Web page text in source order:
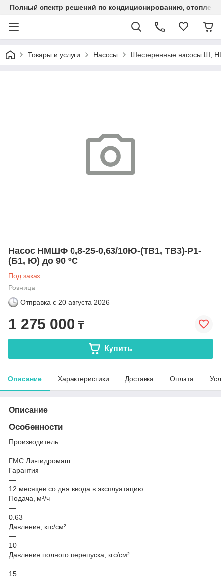
Полный спектр решений по кондиционированию,
Товары и услуги Насосы Шестеренные насосы
Насос НМШФ 0,8-25-0,63/10Ю-(ТВ1, ТВ3)-Р1-
(Б1, Ю) до 90 ºС
Под заказ
Розница
Отправка с 20 августа 2026
1 275 000 ₸
Купить
Описание Характеристики Доставка Оплата
Описание
Особенности
Производитель
—
ГМС Ливгидромаш
Гарантия
—
12 месяцев со дня ввода в эксплуатацию
Подача, м³/ч
—
0.63
Давление, кгс/см²
—
10
Давление полного перепуска, кгс/см²
—
15